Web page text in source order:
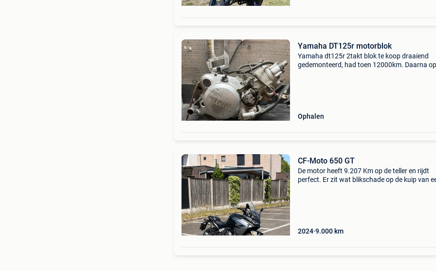
Yamaha DT125r motorblok
Yamaha dt125r 2takt blok te koop draaiend
gedemonteerd, had toen 12000km. Daarna
Ophalen
CF-Moto 650 GT
De motor heeft 9.207 Km op de teller en rijdt
perfect. Er zit wat blikschade op de kuip van
2024 9.000 km